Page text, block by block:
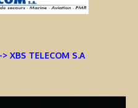
TELECOM S.A